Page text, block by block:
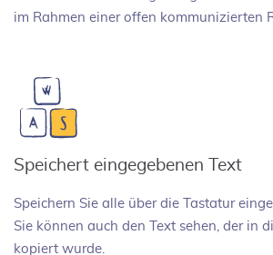
im Rahmen einer offen kommunizierten
Speichert eingegebenen Text
Speichern Sie alle über die Tastatur
Sie können auch den Text sehen, der in
kopiert wurde.